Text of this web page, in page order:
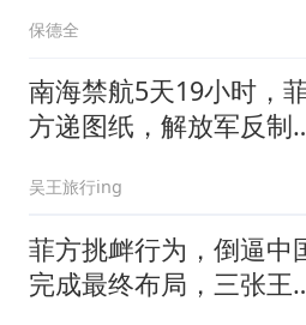
保德全
南海禁航5天19小时，
方递图纸，解放军反制
吴王旅行ing
菲方挑衅行为，倒逼中
完成最终布局，三张王